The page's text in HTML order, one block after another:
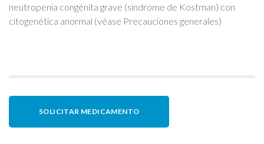
neutropenia congénita grave (síndrome de Kostman) con
citogenética anormal (véase Precauciones generales)
SOLICITAR MEDICAMENTO